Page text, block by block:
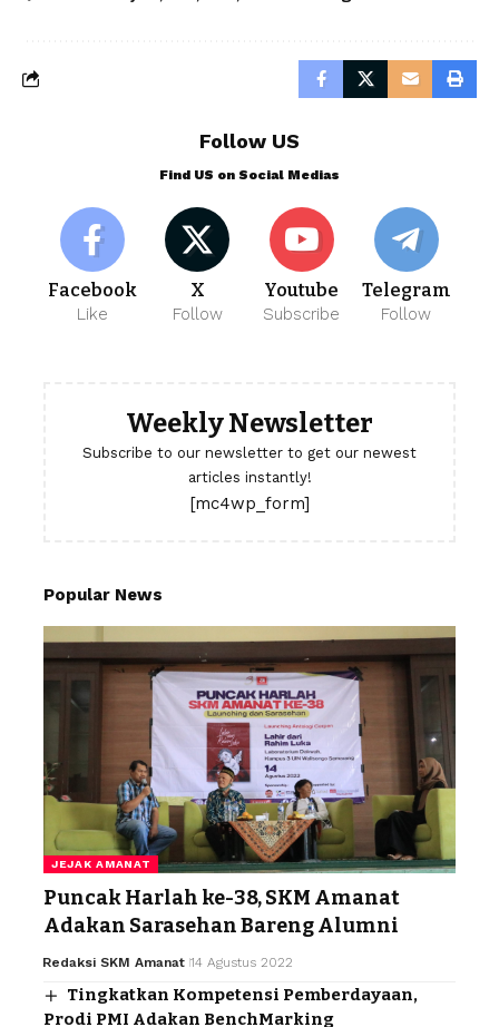
Follow US
Find US on Social Medias
Facebook
Like
X
Follow
Youtube
Subscribe
Telegram
Follow
Weekly Newsletter
Subscribe to our newsletter to get our newest
articles instantly!
[mc4wp_form]
Popular News
JEJAK AMANAT
Puncak Harlah ke-38, SKM Amanat
Adakan Sarasehan Bareng Alumni
Redaksi SKM Amanat 14 Agustus 2022
Tingkatkan Kompetensi Pemberdayaan,
Prodi PMI Adakan BenchMarking